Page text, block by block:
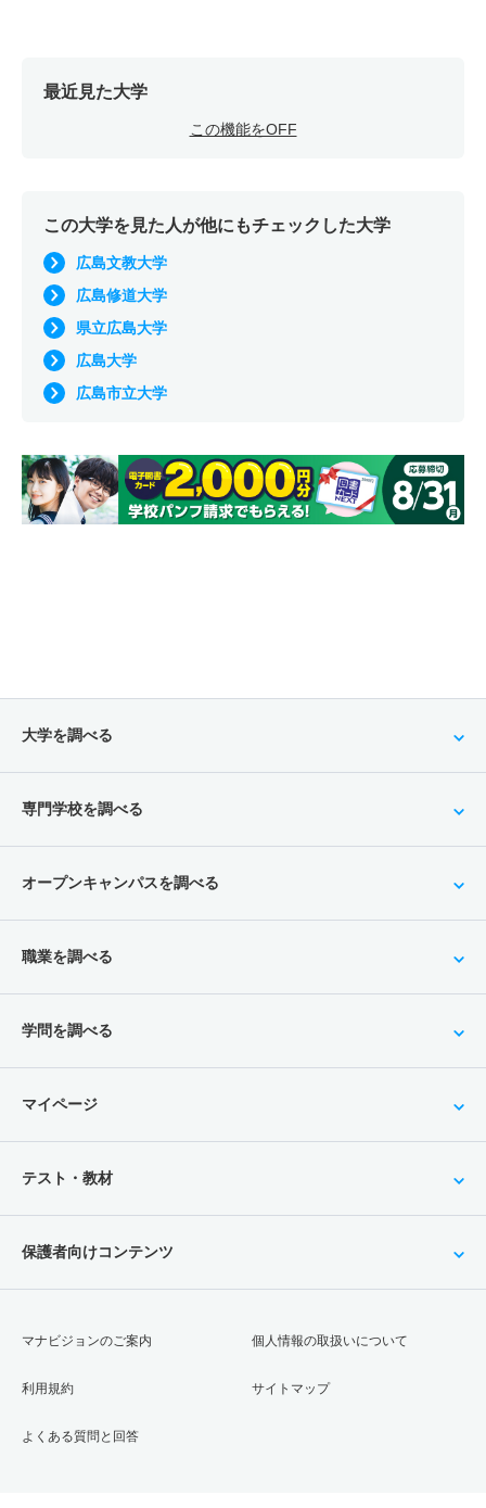
最近見た大学
この機能をOFF
この大学を見た人が他にもチェックした大学
広島文教大学
広島修道大学
県立広島大学
広島大学
広島市立大学
大学を調べる
専門学校を調べる
オープンキャンパスを調べる
職業を調べる
学問を調べる
マイページ
テスト・教材
保護者向けコンテンツ
マナビジョンのご案内
利用規約
よくある質問と回答
個人情報の取扱いについて
サイトマップ